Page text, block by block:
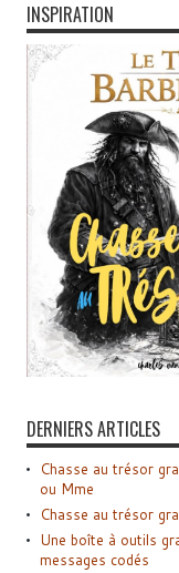
INSPIRATION
DERNIERS ARTICLES
Chasse au trésor
ou Mme
Chasse au trésor
Une boîte à outils
messages codés